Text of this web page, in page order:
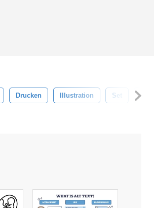
Drucken Illustration Set